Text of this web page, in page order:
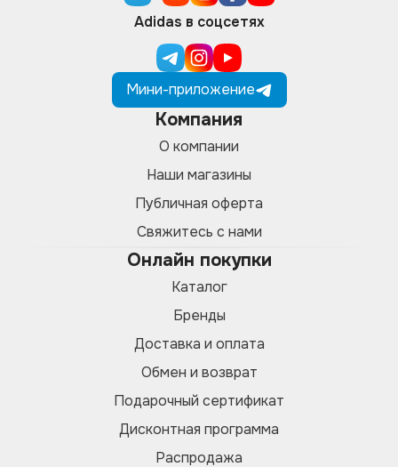
Adidas в соцсетях
Мини-приложение
Компания
О компании
Наши магазины
Публичная оферта
Свяжитесь с нами
Онлайн покупки
Каталог
Бренды
Доставка и оплата
Обмен и возврат
Подарочный сертификат
Дисконтная программа
Распродажа